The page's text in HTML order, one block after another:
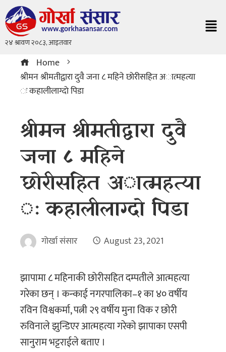
Home
श्रीमन श्रीमतीद्वारा दुवै जना ८ महिने छाेरीसहित अात्महत्या
ः कहालीलाग्दाे पिडा
श्रीमन श्रीमतीद्वारा दुवै
जना ८ महिने
छाेरीसहित अात्महत्या
ः कहालीलाग्दाे पिडा
गोर्खा संसार August 23, 2021
झापामा ८ महिनाकी छोरीसहित दम्पतीले आत्महत्या
गरेका छन् । कन्काई नगरपालिका–१ का ४० वर्षीय
रविन विश्वकर्मा, पत्नी २९ वर्षीय मुना विक र छोरी
रुविनाले झुन्डिएर आत्महत्या गरेको झापाका एसपी
सानुराम भट्टराईले बताए ।